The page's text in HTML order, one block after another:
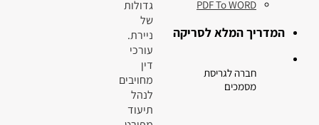
גדולות
של
ניירת.
עורכי
דין
מחויבים
לנהל
תיעוד
PDF To WORD
המדריך המלא לסריקה
חברה לגריסת
מסמכים